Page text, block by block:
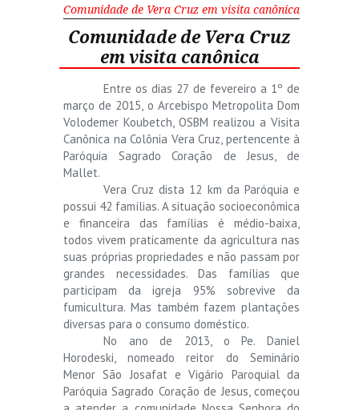
Comunidade de Vera Cruz em visita canônica
Comunidade de Vera Cruz
em visita canônica
Entre os dias 27 de fevereiro a 1º de
março de 2015, o Arcebispo Metropolita Dom
Volodemer Koubetch, OSBM realizou a Visita
Canônica na Colônia Vera Cruz, pertencente à
Paróquia Sagrado Coração de Jesus, de
Mallet.
Vera Cruz dista 12 km da Paróquia e
possui 42 famílias. A situação socioeconômica
e financeira das famílias é médio-baixa,
todos vivem praticamente da agricultura nas
suas próprias propriedades e não passam por
grandes necessidades. Das famílias que
participam da igreja 95% sobrevive da
fumicultura. Mas também fazem plantações
diversas para o consumo doméstico.
No ano de 2013, o Pe. Daniel
Horodeski, nomeado reitor do Seminário
Menor São Josafat e Vigário Paroquial da
Paróquia Sagrado Coração de Jesus, começou